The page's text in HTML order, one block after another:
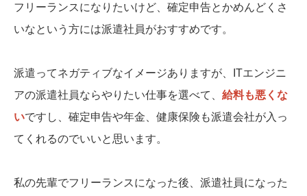
フリーランスになりたいけど、確定申告とかめんどくさ
いなという方には派遣社員がおすすめです。
派遣ってネガティブなイメージありますが、ITエンジニ
アの派遣社員ならやりたい仕事を選べて、 給料も悪くな
いですし、確定申告や年金、健康保険も派遣会社が入っ
てくれるのでいいと思います。
私の先輩でフリーランスになった後、派遣社員になった